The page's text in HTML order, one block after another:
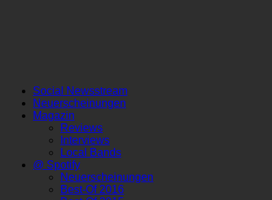
Social Newsstream
Neuerscheinungen
Magazin
Reviews
Interviews
Local Bands
@ Spotify
Neuerscheinungen
Best-Of 2016